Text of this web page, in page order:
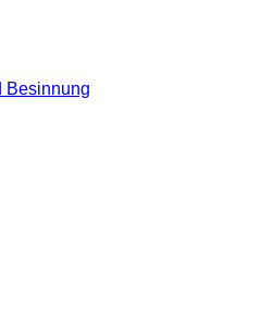
Besinnung